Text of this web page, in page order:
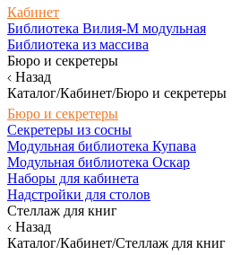
Кабинет
Библиотека Вилия-М модульная
Библиотека из массива
Бюро и секретеры
Назад
Каталог/Кабинет/Бюро и секретеры
Бюро и секретеры
Секретеры из сосны
Модульная библиотека Купава
Модульная библиотека Оскар
Наборы для кабинета
Надстройки для столов
Стеллаж для книг
Назад
Каталог/Кабинет/Стеллаж для книг